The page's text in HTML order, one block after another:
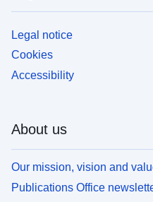
Legal notice
Cookies
Accessibility
About us
Our mission, vision and
Publications Office